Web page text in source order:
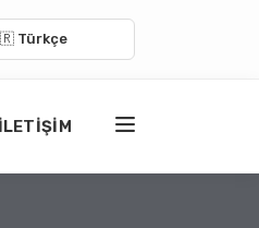
Türkçe
İLETIŞIM